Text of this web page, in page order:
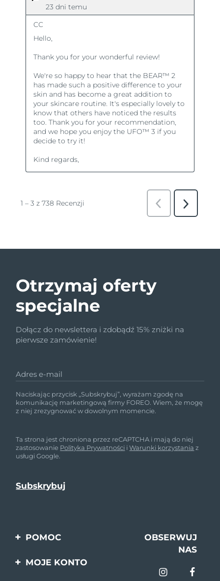
Otrzymaj oferty
specjalne
Dołącz do newslettera i zdobądź 15% zniżki na
pierwsze zamówienie!
Adres e-mail
Naciskając przycisk „Subskrybuj”, wyrażam zgodę na
komunikację marketingową firmy FOREO. Wiem, że mogę
z niej zrezygnować w dowolnym momencie.
Ta strona jest chroniona przez reCAPTCHA i mają do niej
zastosowanie Polityka Prywatności iWarunki korzystania z
usługi Google.
POMOC
Kontakt
OBSERWUJ
NAS
MOJE KONTO